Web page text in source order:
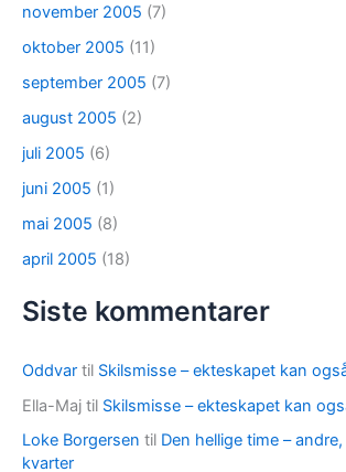
november 2005 (7)
oktober 2005 (11)
september 2005 (7)
august 2005 (2)
juli 2005 (6)
juni 2005 (1)
mai 2005 (8)
april 2005 (18)
Siste kommentarer
Oddvar til Skilsmisse – ekteskapet kan
Ella-Maj til Skilsmisse – ekteskapet kan
Loke Borgersen til Den hellige time –
kvarter